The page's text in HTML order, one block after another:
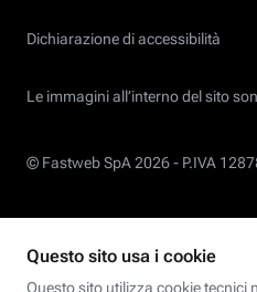
Dichiarazione di accessibilità
Le immagini all’interno del sito
© Fastweb SpA 2026 - P.IVA